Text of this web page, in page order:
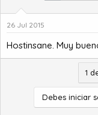
26 Jul 2015
Hostinsane. Muy
1
Debes iniciar